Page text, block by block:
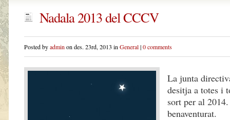
Nadala 2013 del CCCV
Posted byadmin on des. 23rd, 2013 in General|0 comments
La junta
desitja a totes i
sort per al
benaventurat.